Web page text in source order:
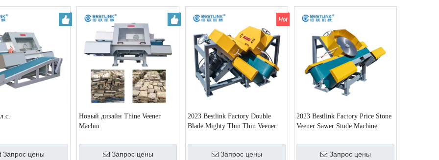
Запрос цены
Новый дизайн Thine Veener
Machin
Запрос цены
2023 Bestlink Factory Double
Blade Mighty Thin Thin Veener
тонкой каменной шпоны и
облицовки стен с 2 -летней
Запрос цены
2023 Bestlink Factory Price Stone
Veener Sawer Stude Machine
Запрос цены